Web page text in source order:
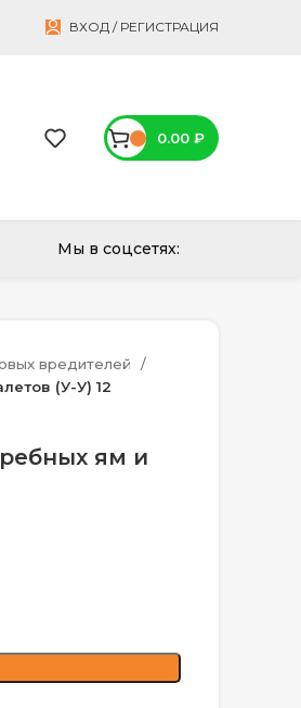
ВХОД / РЕГИСТРАЦИЯ
0.00 ₽
Мы в соцсетях:
вредителей
(У-У) 12
ям и